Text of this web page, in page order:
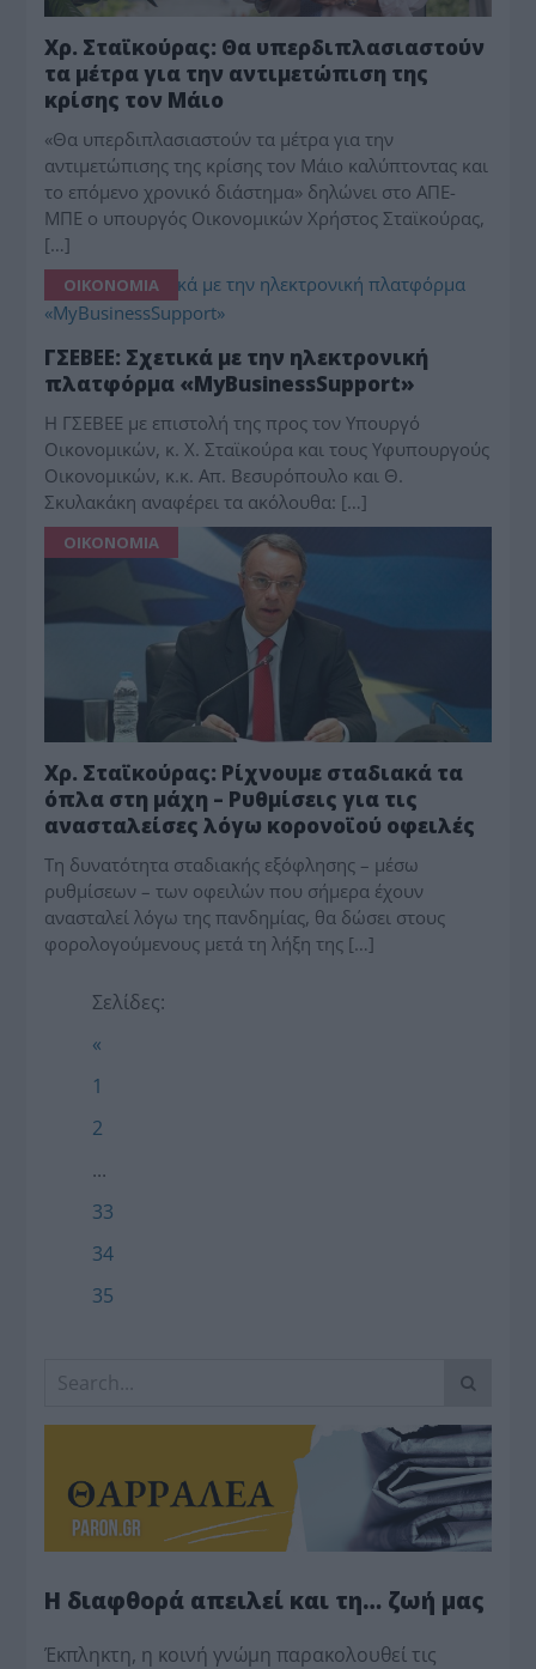
Χρ. Σταϊκούρας: Θα υπερδιπλασιαστούν
τα μέτρα για την αντιμετώπιση της
κρίσης τον Μάιο
«Θα υπερδιπλασιαστούν τα μέτρα για την
αντιμετώπισης της κρίσης τον Μάιο καλύπτοντας και
το επόμενο χρονικό διάστημα» δηλώνει στο ΑΠΕ-
ΜΠΕ ο υπουργός Οικονομικών Χρήστος Σταϊκούρας,
[…]
ΟΙΚΟΝΟΜΙΑ
ΓΣΕΒΕΕ: Σχετικά με την ηλεκτρονική
πλατφόρμα «MyBusinessSupport»
Η ΓΣΕΒΕΕ με επιστολή της προς τον Υπουργό
Οικονομικών, κ. Χ. Σταϊκούρα και τους Υφυπουργούς
Οικονομικών, κ.κ. Απ. Βεσυρόπουλο και Θ.
Σκυλακάκη αναφέρει τα ακόλουθα: […]
ΟΙΚΟΝΟΜΙΑ
Χρ. Σταϊκούρας: Ρίχνουμε σταδιακά τα
όπλα στη μάχη – Ρυθμίσεις για τις
ανασταλείσες λόγω κορονοϊού οφειλές
Τη δυνατότητα σταδιακής εξόφλησης – μέσω
ρυθμίσεων – των οφειλών που σήμερα έχουν
ανασταλεί λόγω της πανδημίας, θα δώσει στους
φορολογούμενους μετά τη λήξη της […]
Σελίδες:
«
1
2
...
33
34
35
Η διαφθορά απειλεί και τη… ζωή μας
Έκπληκτη, η κοινή γνώμη παρακολουθεί τις